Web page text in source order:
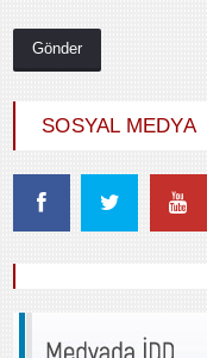
SOSYAL MEDYA